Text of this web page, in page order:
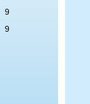
9
9